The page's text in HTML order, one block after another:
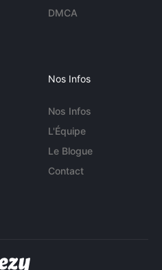
DMCA
Nos Infos
Nos Infos
L'Équipe
Le Blogue
Contact